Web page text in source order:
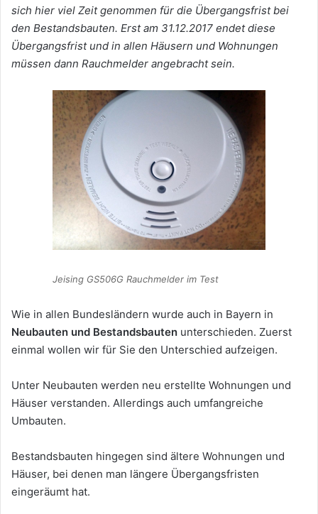
sich hier viel Zeit genommen für die Übergangsfrist bei
den Bestandsbauten. Erst am 31.12.2017 endet diese
Übergangsfrist und in allen Häusern und Wohnungen
müssen dann Rauchmelder angebracht sein.
Jeising GS506G Rauchmelder im Test
Wie in allen Bundesländern wurde auch in Bayern in
Neubauten und Bestandsbauten unterschieden. Zuerst
einmal wollen wir für Sie den Unterschied aufzeigen.
Unter Neubauten werden neu erstellte Wohnungen und
Häuser verstanden. Allerdings auch umfangreiche
Umbauten.
Bestandsbauten hingegen sind ältere Wohnungen und
Häuser, bei denen man längere Übergangsfristen
eingeräumt hat.